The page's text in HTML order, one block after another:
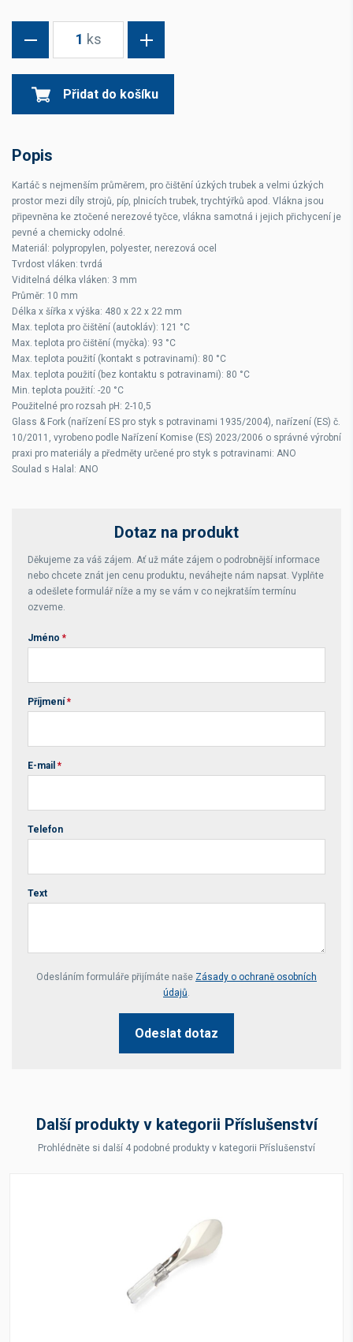
1 ks
Přidat do košíku
Popis
Kartáč s nejmenším průměrem, pro čištění úzkých trubek a velmi úzkých
prostor mezi díly strojů, píp, plnicích trubek, trychtýřků apod. Vlákna jsou
připevněna ke ztočené nerezové tyčce, vlákna samotná i jejich přichycení je
pevné a chemicky odolné.
Materiál: polypropylen, polyester, nerezová ocel
Tvrdost vláken: tvrdá
Viditelná délka vláken: 3 mm
Průměr: 10 mm
Délka x šířka x výška: 480 x 22 x 22 mm
Max. teplota pro čištění (autokláv): 121 °C
Max. teplota pro čištění (myčka): 93 °C
Max. teplota použití (kontakt s potravinami): 80 °C
Max. teplota použití (bez kontaktu s potravinami): 80 °C
Min. teplota použití: -20 °C
Použitelné pro rozsah pH: 2-10,5
Glass & Fork (nařízení ES pro styk s potravinami 1935/2004), nařízení (ES) č.
10/2011, vyrobeno podle Nařízení Komise (ES) 2023/2006 o správné výrobní
praxi pro materiály a předměty určené pro styk s potravinami: ANO
Soulad s Halal: ANO
Dotaz na produkt
Děkujeme za váš zájem. Ať už máte zájem o podrobnější informace
nebo chcete znát jen cenu produktu, neváhejte nám napsat. Vyplňte
a odešlete formulář níže a my se vám v co nejkratším termínu
ozveme.
Jméno *
Příjmení *
E-mail *
Telefon
Text
Your website *
Odesláním formuláře přijímáte naše Zásady o ochraně osobních
údajů.
Odeslat dotaz
Další produkty v kategorii Příslušenství
Prohlédněte si další 4 podobné produkty v kategorii Příslušenství